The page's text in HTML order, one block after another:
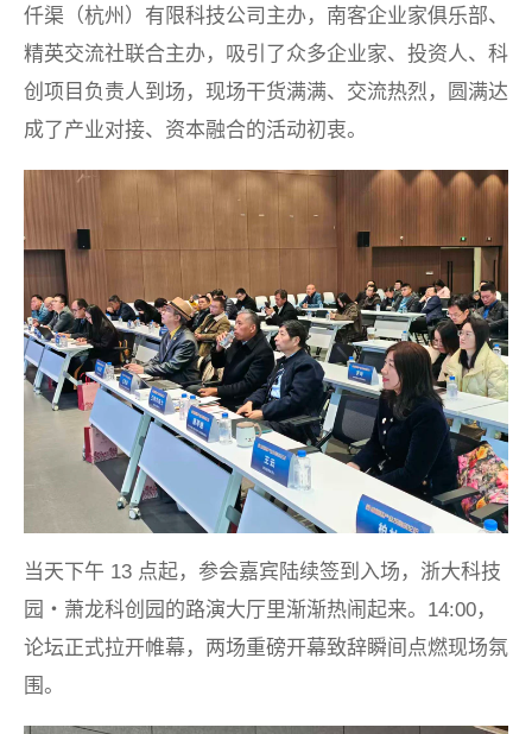
仟渠（杭州）有限科技公司主办，南客企业家俱乐部、
精英交流社联合主办，吸引了众多企业家、投资人、科
创项目负责人到场，现场干货满满、交流热烈，圆满达
成了产业对接、资本融合的活动初衷。
当天下午 13 点起，参会嘉宾陆续签到入场，浙大科技
园・萧龙科创园的路演大厅里渐渐热闹起来。14:00，
论坛正式拉开帷幕，两场重磅开幕致辞瞬间点燃现场氛
围。